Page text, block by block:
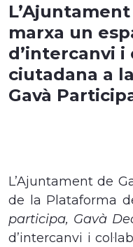
marxa un
d’intercanvi i
ciutadana a
Gavà
L’Ajuntament de
de la Plataforma
participa, Gavà
d’intercanvi i